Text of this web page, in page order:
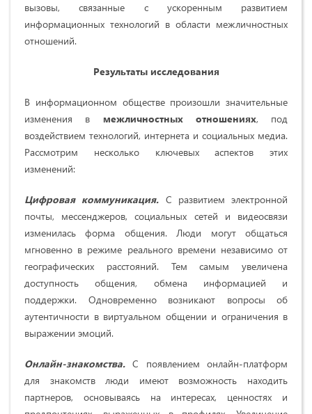
вызовы, связанные с ускоренным развитием
информационных технологий в области межличностных
отношений.
Результаты исследования
В информационном обществе произошли значительные
изменения в межличностных отношениях, под
воздействием технологий, интернета и социальных медиа.
Рассмотрим несколько ключевых аспектов этих
изменений:
Цифровая коммуникация. С развитием электронной
почты, мессенджеров, социальных сетей и видеосвязи
изменилась форма общения. Люди могут общаться
мгновенно в режиме реального времени независимо от
географических расстояний. Тем самым увеличена
доступность общения, обмена информацией и
поддержки. Одновременно возникают вопросы об
аутентичности в виртуальном общении и ограничения в
выражении эмоций.
Онлайн-знакомства. С появлением онлайн-платформ
для знакомств люди имеют возможность находить
партнеров, основываясь на интересах, ценностях и